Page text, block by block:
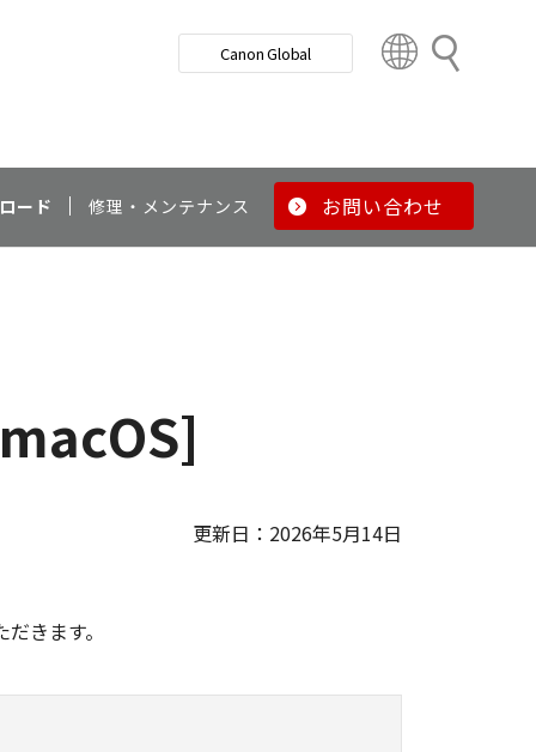
検
Canon Global
t
y
ード 修理・メンテナンス お問い合わせ
更新日：2026年5月14日
きます。